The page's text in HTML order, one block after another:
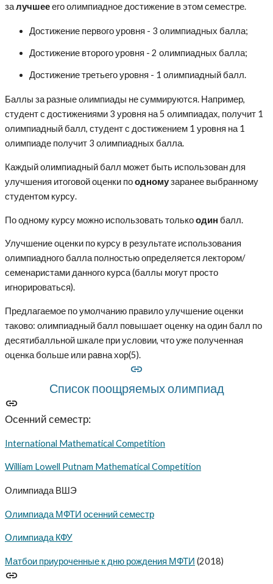
залучшееего олимпиадное достижение в этом семестре.
Достижение первого уровня - 3 олимпиадных балла;
Достижение второго уровня - 2 олимпиадных балла;
Достижение третьего уровня - 1 олимпиадный балл.
Баллы за разные олимпиады не суммируются. Например,
студент с достижениями 3 уровня на 5 олимпиадах, получит 1
олимпиадный балл, студент с достижением 1 уровня на 1
олимпиаде получит 3 олимпиадных балла.
Каждый олимпиадный балл может быть использован для
улучшения итоговой оценки поодномузаранее выбранному
студентом курсу.
По одному курсу можно использовать толькоодин балл.
Улучшение оценки по курсу в результате использования
олимпиадного балла полностью определяется лектором/
семенаристами данного курса (баллы могут просто
игнорироваться).
Предлагаемое по умолчанию правило улучшение оценки
таково: олимпиадный балл повышает оценку на один балл по
десятибалльной шкале при условии, что уже полученная
оценка больше или равна хор(5).
Список поощряемых олимпиад
Осенний семестр:
International Mathematical Competition
William Lowell Putnam Mathematical Competition
Олимпиада ВШЭ
Олимпиада МФТИ осенний семестр
Олимпиада КФУ
Матбои приуроченные к дню рождения МФТИ (2018)